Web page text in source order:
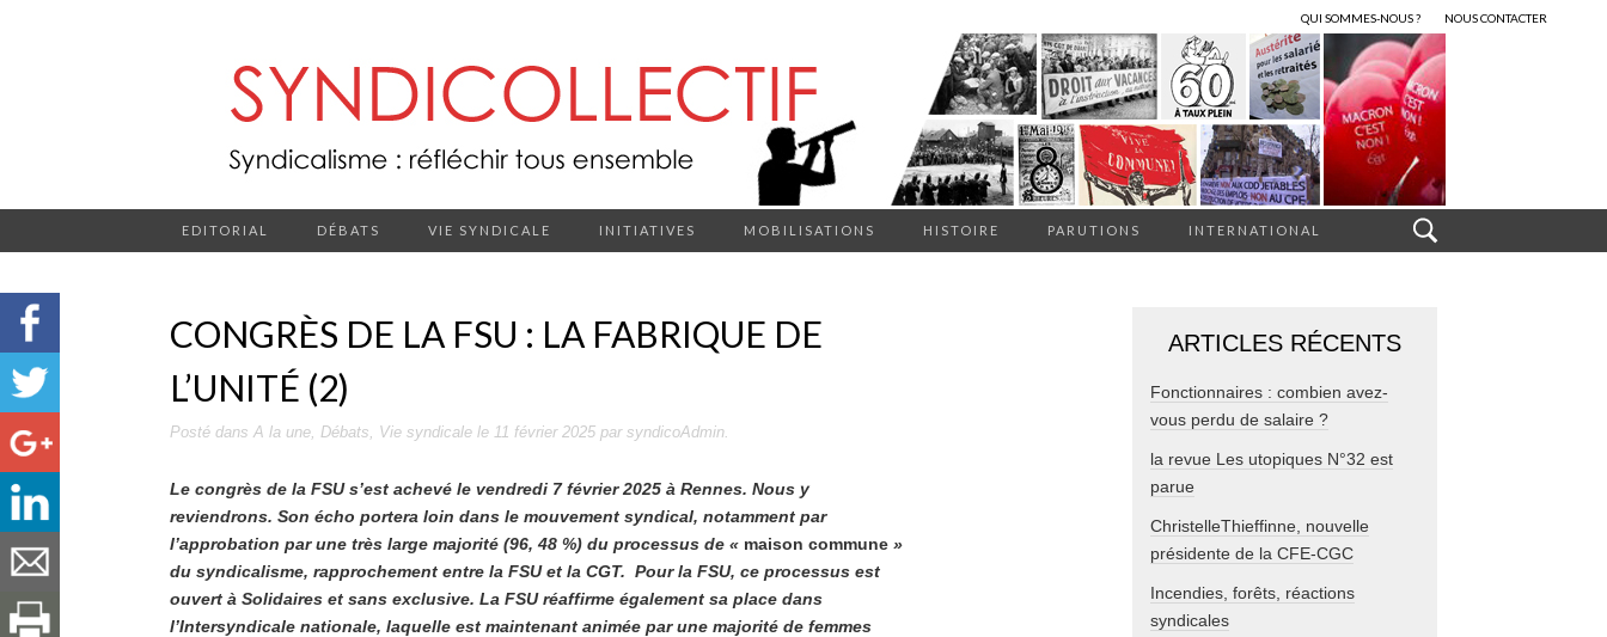
QUI SOMMES-NOUS ? NOUS CONTACTER
EDITORIAL DÉBATS VIE SYNDICALE INITIATIVES MOBILISATIONS HISTOIRE PARUTIONS INTERNATIONAL
CONGRÈS DE LA FSU : LA FABRIQUE DE
L’UNITÉ (2)
Posté dans A la une, Débats, Vie syndicale le 11 février 2025 par syndicoAdmin.
Le congrès de la FSU s’est achevé le vendredi 7 février 2025 à Rennes. Nous y
reviendrons. Son écho portera loin dans le mouvement syndical, notamment par
l’approbation par une très large majorité (96, 48 %) du processus de « maison commune »
du syndicalisme, rapprochement entre la FSU et la CGT. Pour la FSU, ce processus est
ouvert à Solidaires et sans exclusive. La FSU réaffirme également sa place dans
l’Intersyndicale nationale, laquelle est maintenant animée par une majorité de femmes
ARTICLES RÉCENTS
Fonctionnaires : combien avez-
vous perdu de salaire ?
la revue Les utopiques N°32 est
parue
ChristelleThieffinne, nouvelle
présidente de la CFE-CGC
Incendies, forêts, réactions
syndicales